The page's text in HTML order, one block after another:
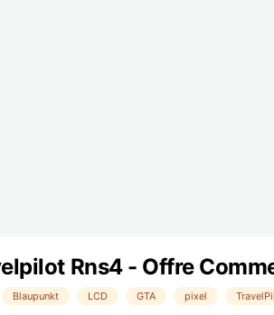
Rns4 - Offre
Blaupunkt LCD GTA pixel